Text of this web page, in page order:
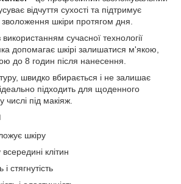
відчуття сухості та підтримує
шкіри протягом дня.
сучасної технології
допомагає шкірі залишатися м'якою,
до 8 годин після нанесення.
швидко вбирається і не залишає
підходить для щоденного
під макіяж.
шкіру
клітин
стягнутість